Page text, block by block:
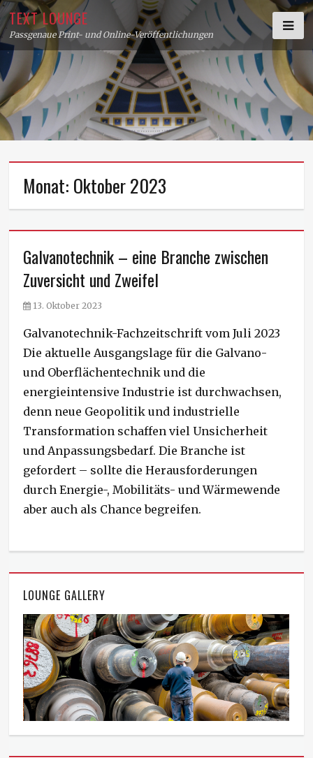
Skip
to
content
TEXT LOUNGE
Passgenaue Print- und Online-Veröffentlichungen
Monat: Oktober 2023
Galvanotechnik – eine Branche zwischen
Zuversicht und Zweifel
P
s
t
d
o
n
13. Oktober 2023
Galvanotechnik-Fachzeitschrift vom Juli 2023
Die aktuelle Ausgangslage für die Galvano-
und Oberflächentechnik und die
energieintensive Industrie ist durchwachsen,
denn neue Geopolitik und industrielle
Transformation schaffen viel Unsicherheit
und Anpassungsbedarf. Die Branche ist
gefordert – sollte die Herausforderungen
durch Energie-, Mobilitäts- und Wärmewende
aber auch als Chance begreifen.
LOUNGE GALLERY